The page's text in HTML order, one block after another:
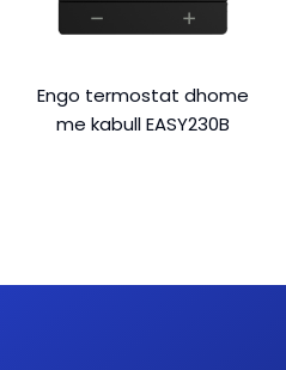
Engo termostat dhome
me kabull EASY230B